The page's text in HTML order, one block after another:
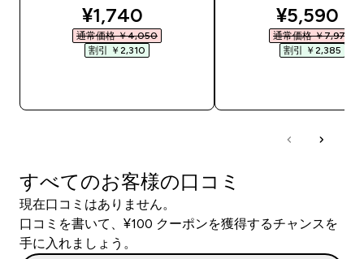
discounted price
¥1,740‎
通常価格 ￥4,050‎
割引 ￥2,310‎
¥5,590‎
通常価格 ￥7,975‎
割引 ￥2,385‎
すべてのお客様の口コミ
現在口コミはありません。
口コミを書いて、¥100 クーポンを獲得するチャンスを
手に入れましょう。